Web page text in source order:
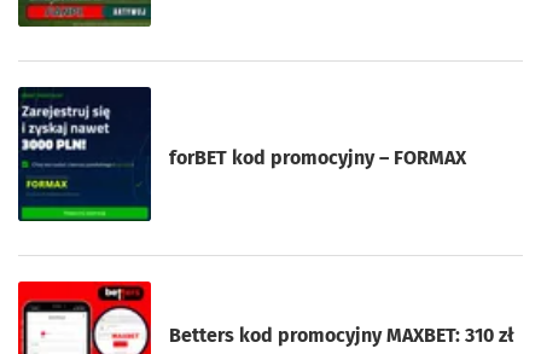
forBET kod promocyjny – FORMAX
Betters kod promocyjny MAXBET: 310 zł